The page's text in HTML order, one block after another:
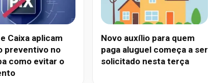
Caixa aplicam
preventivo no
como evitar o
Novo auxílio para quem
paga aluguel começa a ser
solicitado nesta terça